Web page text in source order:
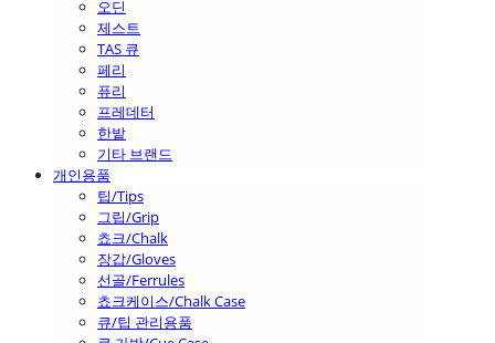
오딘
제스트
TAS 큐
페리
퓨리
프레데터
한밭
기타 브랜드
개인용품
팁/Tips
그립/Grip
쵸크/Chalk
장갑/Gloves
선골/Ferrules
쵸크케이스/Chalk Case
큐/팁 관리용품